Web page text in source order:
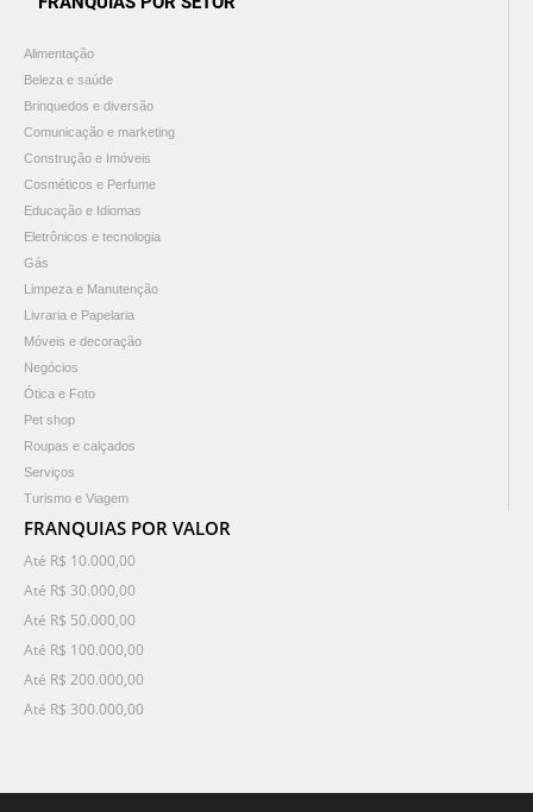
Alimentação
Beleza e saúde
Brinquedos e diversão
Comunicação e marketing
Construção e Imóveis
Cosméticos e Perfume
Educação e Idiomas
Eletrônicos e tecnologia
Gás
Limpeza e Manutenção
Livraria e Papelaria
Móveis e decoração
Negócios
Ótica e Foto
Pet shop
Roupas e calçados
Serviços
Turismo e Viagem
FRANQUIAS POR VALOR
Até R$ 10.000,00
Até R$ 30.000,00
Até R$ 50.000,00
Até R$ 100.000,00
Até R$ 200.000,00
Até R$ 300.000,00